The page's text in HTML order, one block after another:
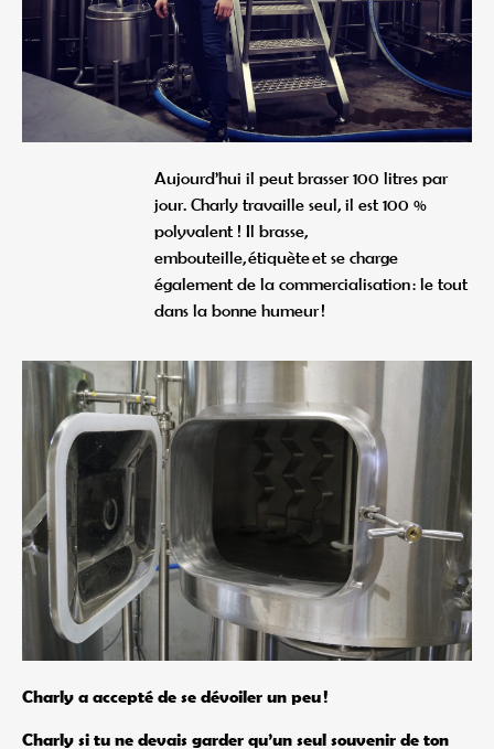
Aujourd’hui il peut brasser 100 litres par
jour. Charly travaille seul, il est 100 %
polyvalent ! Il brasse,
embouteille, étiquète et se charge
également de la commercialisation : le tout
dans la bonne humeur !
Charly a accepté de se dévoiler un peu !
Charly si tu ne devais garder qu’un seul souvenir de ton